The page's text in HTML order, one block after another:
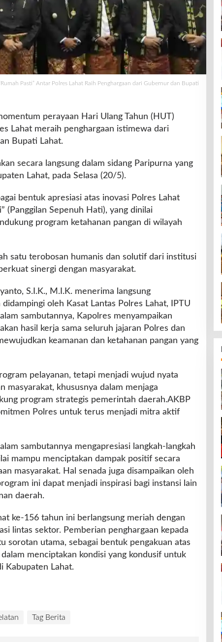
Pasti” Antar Polres Lahat Raih Penghargaan dari Gubernur dan Bupati
perayaan Hari Ulang Tahun (HUT)
Lahat meraih penghargaan istimewa dari
Bupati Lahat.
secara langsung dalam sidang Paripurna yang
Lahat, pada Selasa (20/5).
bentuk apresiasi atas inovasi Polres Lahat
(Panggilan Sepenuh Hati), yang dinilai
program ketahanan pangan di wilayah
satu terobosan humanis dan solutif dari institusi
sinergi dengan masyarakat.
S.I.K., M.I.K. menerima langsung
oleh Kasat Lantas Polres Lahat, IPTU
sambutannya, Kapolres menyampaikan
hasil kerja sama seluruh jajaran Polres dan
keamanan dan ketahanan pangan yang
pelayanan, tetapi menjadi wujud nyata
masyarakat, khususnya dalam menjaga
program strategis pemerintah daerah.AKBP
Polres untuk terus menjadi mitra aktif
sambutannya mengapresiasi langkah-langkah
mampu menciptakan dampak positif secara
masyarakat. Hal senada juga disampaikan oleh
ini dapat menjadi inspirasi bagi instansi lain
daerah.
ke-156 tahun ini berlangsung meriah dengan
lintas sektor. Pemberian penghargaan kepada
sorotan utama, sebagai bentuk pengakuan atas
menciptakan kondisi yang kondusif untuk
Kabupaten Lahat.
Tag Berita